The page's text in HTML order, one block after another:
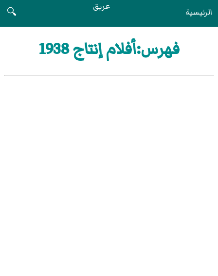
الرئيسية عريق
🔍
فهرس:أفلام إنتاج 1938